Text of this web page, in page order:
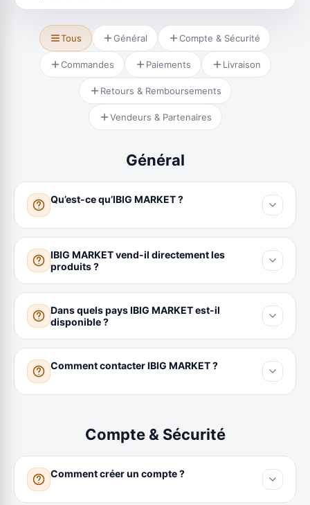
Tous Général Compte & Sécurité
Commandes Paiements Livraison
Retours & Remboursements
Vendeurs & Partenaires
Général
Qu’est-ce qu’IBIG MARKET ?
IBIG MARKET vend-il directement les
produits ?
Dans quels pays IBIG MARKET est-il
disponible ?
Comment contacter IBIG MARKET ?
Compte & Sécurité
Comment créer un compte ?